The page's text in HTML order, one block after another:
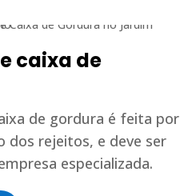
caixa de
de gordura é feita por
dos rejeitos, e deve ser
especializada.